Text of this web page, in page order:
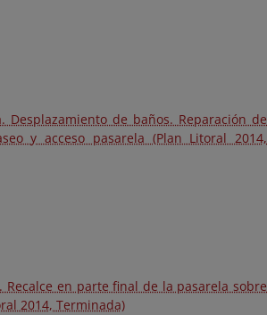
Desplazamiento de baños. Reparación de
y acceso pasarela (Plan Litoral 2014,
Recalce en parte final de la pasarela sobre
2014, Terminada)